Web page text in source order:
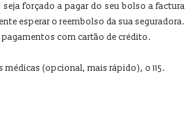
forçado a pagar do seu bolso a factura
esperar o reembolso da sua seguradora.
com cartão de crédito.
médicas (opcional, mais rápido), o 115.